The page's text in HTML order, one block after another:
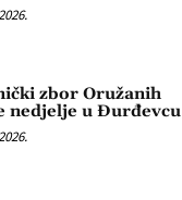
zbor Oružanih
nedjelje u Đurđevcu